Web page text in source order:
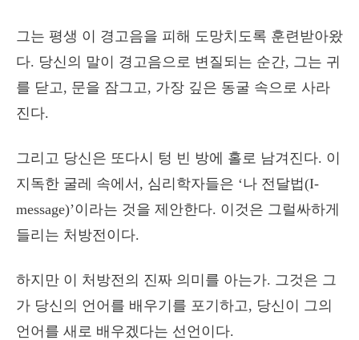
그는 평생 이 경고음을 피해 도망치도록 훈련받아왔
다. 당신의 말이 경고음으로 변질되는 순간, 그는 귀
를 닫고, 문을 잠그고, 가장 깊은 동굴 속으로 사라
진다.
그리고 당신은 또다시 텅 빈 방에 홀로 남겨진다. 이
지독한 굴레 속에서, 심리학자들은 ‘나 전달법(I-
message)’이라는 것을 제안한다. 이것은 그럴싸하게
들리는 처방전이다.
하지만 이 처방전의 진짜 의미를 아는가. 그것은 그
가 당신의 언어를 배우기를 포기하고, 당신이 그의
언어를 새로 배우겠다는 선언이다.